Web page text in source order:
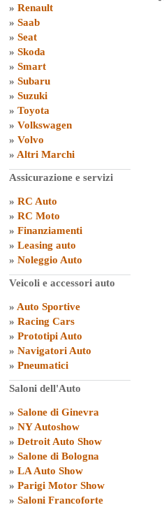
» Renault
» Saab
» Seat
» Skoda
» Smart
» Subaru
» Suzuki
» Toyota
» Volkswagen
» Volvo
» Altri Marchi
Assicurazione e servizi
» RC Auto
» RC Moto
» Finanziamenti
» Leasing auto
» Noleggio Auto
Veicoli e accessori auto
» Auto Sportive
» Racing Cars
» Prototipi Auto
» Navigatori Auto
» Pneumatici
Saloni dell'Auto
» Salone di Ginevra
» NY Autoshow
» Detroit Auto Show
» Salone di Bologna
» LA Auto Show
» Parigi Motor Show
» Saloni Francoforte